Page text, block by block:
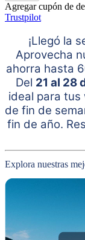
Agregar cupón de
Trustpilot
¡Llegó la
Aprovecha
ahorra hasta
Del 21 al 28
ideal para tus
de fin de
fin de año.
Explora nuestras